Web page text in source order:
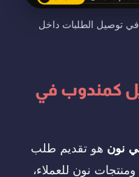
توصيل الطلبات داخل
كمندوب في
نون هو تقديم طلب
نون للعملاء،